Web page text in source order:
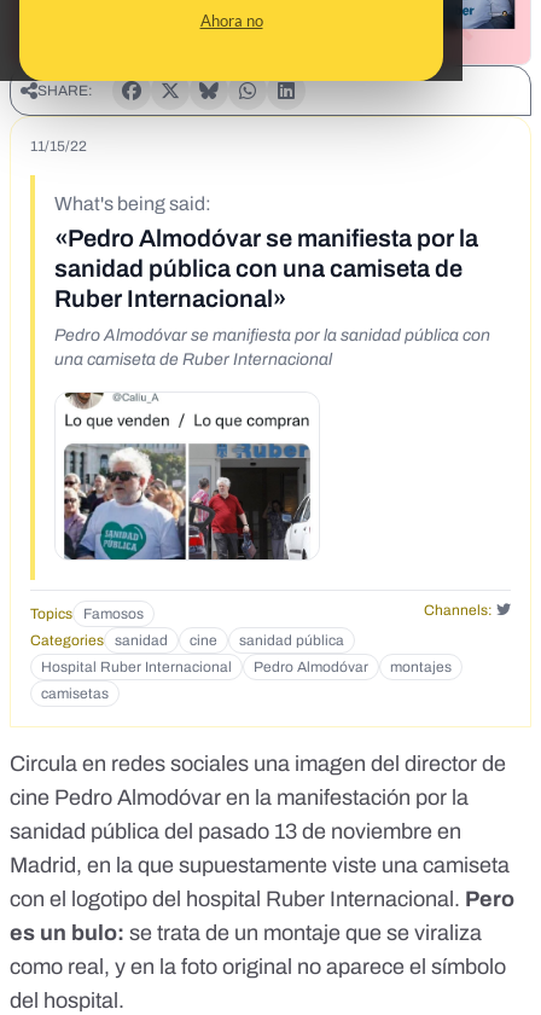
Ahora no
SHARE:
11/15/22
What's being said:
«Pedro Almodóvar se manifiesta por la
sanidad pública con una camiseta de
Ruber Internacional»
Pedro Almodóvar se manifiesta por la sanidad pública con
una camiseta de Ruber Internacional
Topics Famosos
Channels:
Categories
sanidad cine
sanidad pública
Hospital Ruber Internacional
Pedro Almodóvar
montajes
camisetas
Circula en redes sociales una imagen del director de
cine Pedro Almodóvar en la manifestación por la
sanidad pública del pasado 13 de noviembre en
Madrid, en la que supuestamente viste una camiseta
con el logotipo del hospital Ruber Internacional. Pero
es un bulo: se trata de un montaje que se viraliza
como real, y en la foto original no aparece el símbolo
del hospital.